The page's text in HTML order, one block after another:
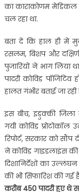
का काराकोणम
चल रहा था.
बता दें कि हाल ही में
रसलम, बिशप और
पुजारियों ने भाग लिया
पादरी कोविड
हालत गंभीर बताई जा रही
इस बीच, इडुक्की जिला
गयी कोविड
रिपोर्ट, सरकार को सौंप
ने कोविड गाइडलाइंस
दिशानिर्देशों का उल्लंघन
की भी सिफारिश की गई
करीब 450 पादरी हुए थे